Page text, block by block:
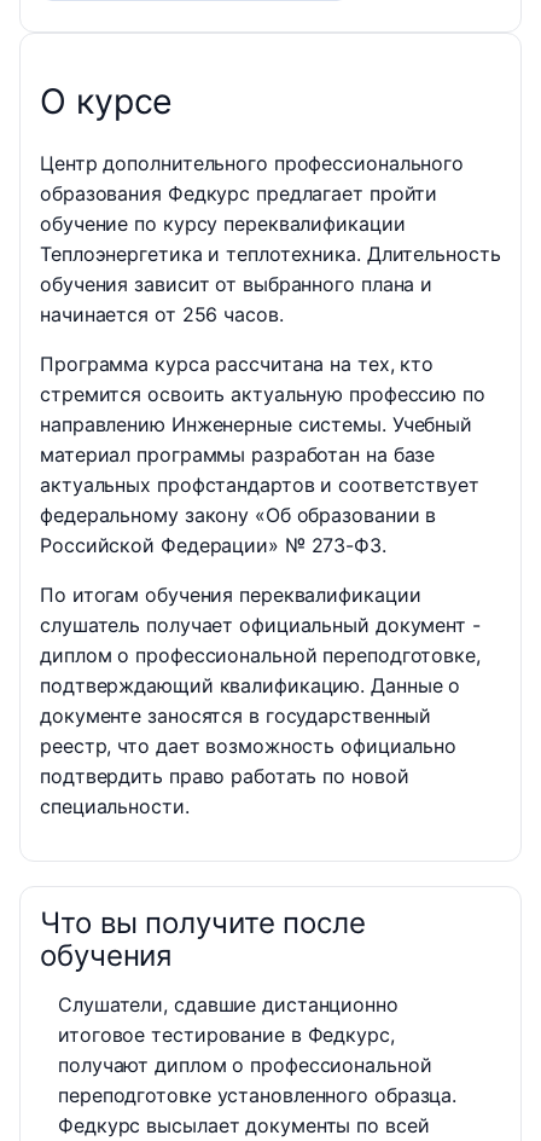
О курсе
Центр дополнительного профессионального
образования Федкурс предлагает пройти
обучение по курсу переквалификации
Теплоэнергетика и теплотехника. Длительность
обучения зависит от выбранного плана и
начинается от 256 часов.
Программа курса рассчитана на тех, кто
стремится освоить актуальную профессию по
направлению Инженерные системы. Учебный
материал программы разработан на базе
актуальных профстандартов и соответствует
федеральному закону «Об образовании в
Российской Федерации» № 273-ФЗ.
По итогам обучения переквалификации
слушатель получает официальный документ -
диплом о профессиональной переподготовке,
подтверждающий квалификацию. Данные о
документе заносятся в государственный
реестр, что дает возможность официально
подтвердить право работать по новой
специальности.
Что вы получите после
обучения
Слушатели, сдавшие дистанционно
итоговое тестирование в Федкурс,
получают диплом о профессиональной
переподготовке установленного образца.
Федкурс высылает документы по всей